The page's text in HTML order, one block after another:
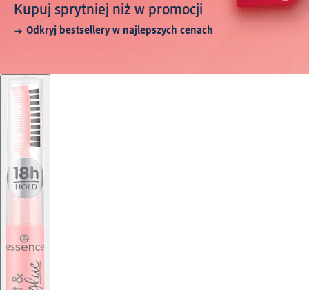
Kupuj sprytniej niż w promocji
Odkryj bestsellery w najlepszych cenach